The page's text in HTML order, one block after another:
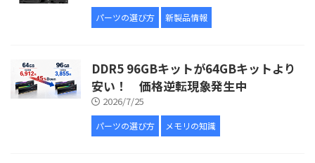
パーツの選び方 新製品情報
DDR5 96GBキットが64GBキットより
安い！ 価格逆転現象発生中
2026/7/25
パーツの選び方 メモリの知識